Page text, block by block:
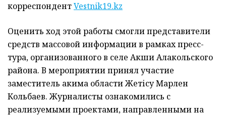
корреспондентVestnik19.kz
Оценить ход этой работы смогли представители
средств массовой информации в рамках пресс-
тура, организованного в селе Акши Алакольского
района. В мероприятии принял участие
заместитель акима области Жетісу Марлен
Кольбаев. Журналисты ознакомились с
реализуемыми проектами, направленными на